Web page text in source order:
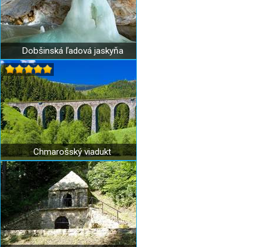
Dobšinská ľadová jaskyňa
Chmarošský viadukt